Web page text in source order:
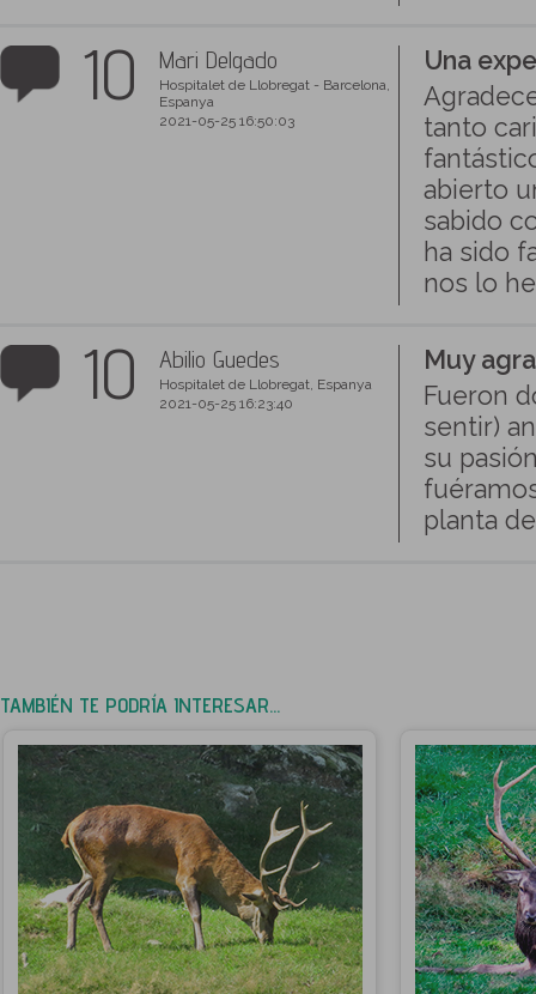
10 Mari Delgado
Hospitalet de Llobregat - Barcelona,
Espanya
2021-05-25 16:50:03
Una
tanto
abierto
sabido
ha sido
nos lo
10 Abilio Guedes
Hospitalet de Llobregat, Espanya
2021-05-25 16:23:40
Muy
Fueron
sentir)
su
planta
TAMBIÉN TE PODRÍA INTERESAR...